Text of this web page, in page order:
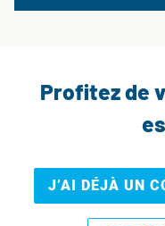
Profitez de
J’AI DÉJÀ UN